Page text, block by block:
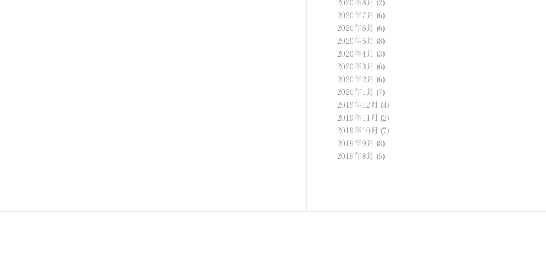
2020年8月
(2)
2020年7月
(6)
2020年6月
(6)
2020年5月
(8)
2020年4月
(3)
2020年3月
(6)
2020年2月
(6)
2020年1月
(7)
2019年12月
(4)
2019年11月
(2)
2019年10月
(7)
2019年9月
(8)
2019年8月
(5)